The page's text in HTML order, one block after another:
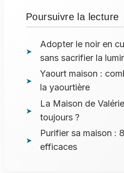
Poursuivre la lecture
Adopter le noir en
sans sacrifier la
Yaourt maison :
la yaourtière
La Maison de
toujours ?
Purifier sa maison :
efficaces